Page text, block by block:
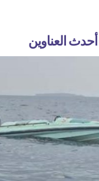
أحدث العناوين